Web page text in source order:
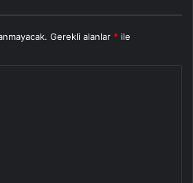
Gerekli alanlar * ile